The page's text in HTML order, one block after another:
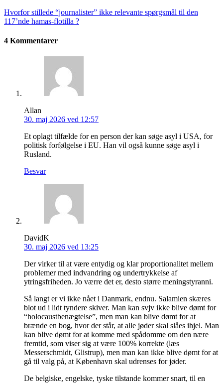
Hvorfor stillede “journalister” ikke relevante spørgsmål til den
117’nde hamas-flotilla ?
4 Kommentarer
Allan
30. maj 2026 ved 12:57
Et oplagt tilfælde for en person der kan søge asyl i USA, for
politisk forfølgelse i EU. Han vil også kunne søge asyl i
Rusland.
Besvar
DavidK
30. maj 2026 ved 13:25
Der virker til at være entydig og klar proportionalitet mellem
problemer med indvandring og undertrykkelse af
ytringsfriheden. Jo værre det er, desto større meningstyranni.
Så langt er vi ikke nået i Danmark, endnu. Salamien skæres
blot ud i lidt tyndere skiver. Man kan svjv ikke blive dømt for
“holocaustbenægtelse”, men man kan blive dømt for at
brænde en bog, hvor der står, at alle jøder skal slåes ihjel. Man
kan blive dømt for at komme med spådomme om den nære
fremtid, som viser sig at være 100% korrekte (læs
Messerschmidt, Glistrup), men man kan ikke blive dømt for at
gå til valg på, at København skal udrenses for jøder.
De belgiske, engelske, tyske tilstande kommer snart, til en